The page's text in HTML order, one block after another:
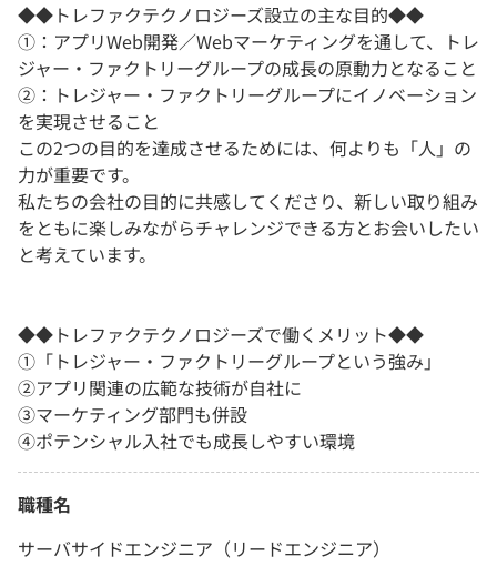
◆◆トレファクテクノロジーズ設立の主な目的◆◆
①：アプリWeb開発／Webマーケティングを通して、トレ
ジャー・ファクトリーグループの成長の原動力となること
②：トレジャー・ファクトリーグループにイノベーション
を実現させること
この2つの目的を達成させるためには、何よりも「人」の
力が重要です。
私たちの会社の目的に共感してくださり、新しい取り組み
をともに楽しみながらチャレンジできる方とお会いしたい
と考えています。
◆◆トレファクテクノロジーズで働くメリット◆◆
①「トレジャー・ファクトリーグループという強み」
②アプリ関連の広範な技術が自社に
③マーケティング部門も併設
④ポテンシャル入社でも成長しやすい環境
職種名
サーバサイドエンジニア（リードエンジニア）